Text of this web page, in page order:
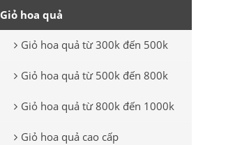
Giỏ hoa quả
Giỏ hoa quả từ 300k đến 500k
Giỏ hoa quả từ 500k đến 800k
Giỏ hoa quả từ 800k đến 1000k
Giỏ hoa quả cao cấp